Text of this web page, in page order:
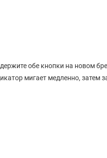
обе кнопки на новом
мигает медленно, затем